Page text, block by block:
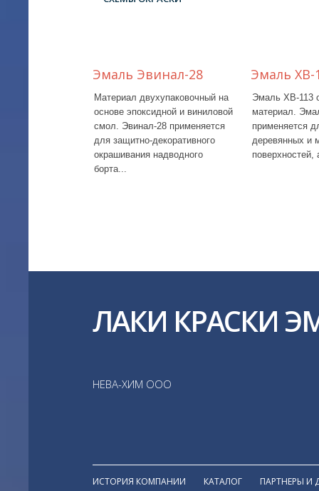
Эмаль Эвинал-28
Материал двухупаковочный на
основе эпоксидной и виниловой
смол. Эвинал-28 применяется
для защитно-декоративного
окрашивания надводного
борта...
Эмаль ХВ-
Эмаль ХВ-113
материал.
применяется
деревянных и
поверхностей,
ЛАКИ КРАСКИ
НЕВА-ХИМ ООО
ИСТОРИЯ КОМПАНИИ КАТАЛОГ ПАРТНЕРЫ И